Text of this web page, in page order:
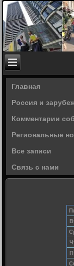
Главная
Россия и
Комментарии
Региональные
Все записи
Связь с нами